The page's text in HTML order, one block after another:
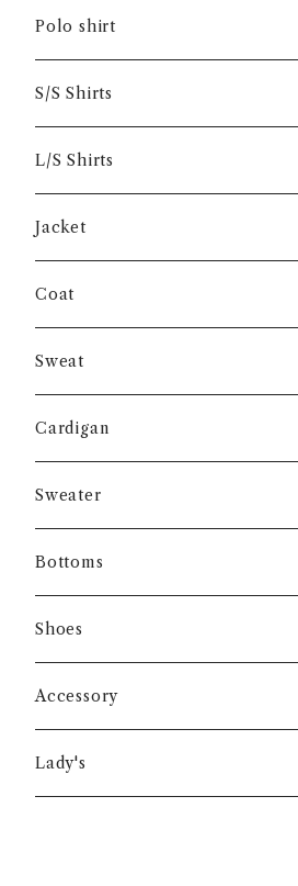
Polo shirt
S/S Shirts
L/S Shirts
Jacket
Coat
Sweat
Cardigan
Sweater
Bottoms
Shoes
Accessory
Lady's